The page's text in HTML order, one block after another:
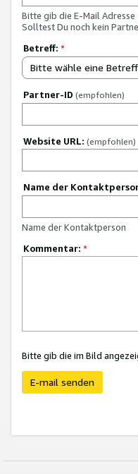
Bitte gib die E-Mail
Solltest Du noch kein
Betreff: *
Bitte wähle eine
Partner-ID (empfohlen)
Website URL: (empfohlen)
Name der
Name der Kontaktperson
Kommentar: *
Bitte gib die im Bild
E-mail senden